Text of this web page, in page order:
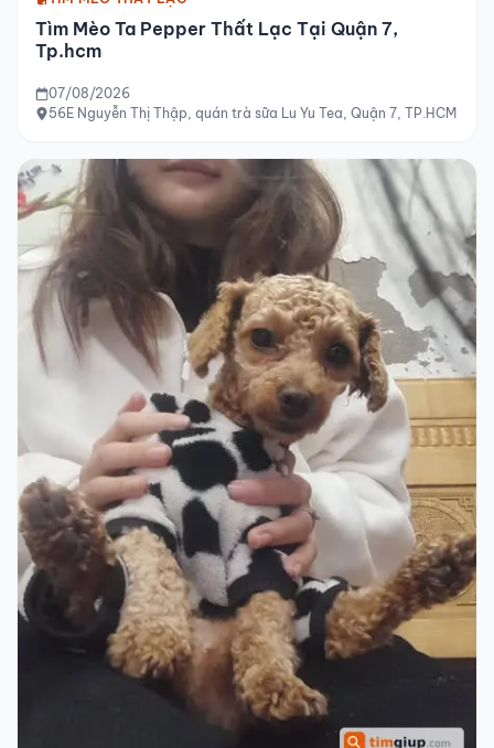
Tìm Mèo Ta Pepper Thất Lạc Tại Quận 7,
Tp.hcm
07/08/2026
56E Nguyễn Thị Thập, quán trà sữa Lu Yu Tea, Quận 7, TP.HCM